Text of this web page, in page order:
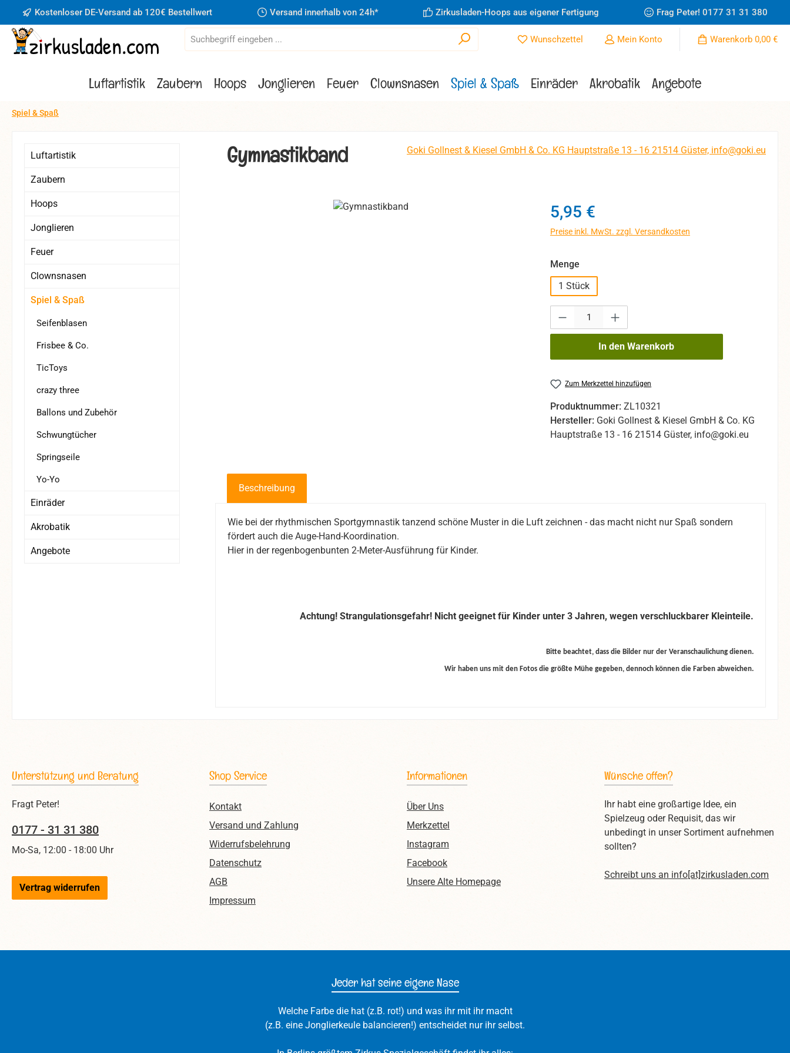
Hauptinhalt springen
Zur Suche springen
Zur Hauptnavigation springen
Kostenloser DE-Versand ab 120€ Bestellwert Versand innerhalb von 24h* Zirkusladen-Hoops aus eigener Fertigung Frag Peter! 0177 31 31 380
Wunschzettel Du hast 0 Produkte auf dem Merkzettel
Mein Konto Warenkorb 0,00 €
Luftartistik Zaubern Hoops Jonglieren Feuer Clownsnasen Spiel & Spaß Einräder Akrobatik Angebote
Spiel & Spaß
Luftartistik
Zaubern
Hoops
Jonglieren
Feuer
Clownsnasen
Spiel & Spaß
Seifenblasen
Frisbee & Co.
TicToys
crazy three
Ballons und Zubehör
Schwungtücher
Springseile
Yo-Yo
Einräder
Akrobatik
Angebote
Gymnastikband Goki Gollnest & Kiesel GmbH & Co. KG Hauptstraße 13 - 16 21514 Güster, info@goki.eu
Regulärer Preis:
5,95 €
Preise inkl. MwSt. zzgl. Versandkosten
Mengeauswählen
1 Stück
In den Warenkorb
Zum Merkzettel hinzufügen
Produktnummer: ZL10321
Hersteller: Goki Gollnest & Kiesel GmbH & Co. KG
Hauptstraße 13 - 16 21514 Güster, info@goki.eu
Beschreibung
Wie bei der rhythmischen Sportgymnastik tanzend schöne Muster in die Luft zeichnen - das macht nicht nur Spaß sondern
fördert auch die Auge-Hand-Koordination.
Hier in der regenbogenbunten 2-Meter-Ausführung für Kinder.
Achtung! Strangulationsgefahr! Nicht geeignet für Kinder unter 3 Jahren, wegen verschluckbarer Kleinteile.
Bitte beachtet, dass die Bilder nur der Veranschaulichung dienen.
Wir haben uns mit den Fotos die größte Mühe gegeben, dennoch können die Farben abweichen.
Unterstützung und Beratung
Fragt Peter!
0177 - 31 31 380
Mo-Sa, 12:00 - 18:00 Uhr
Vertrag widerrufen
Shop Service
Kontakt
Versand und Zahlung
Widerrufsbelehrung
Datenschutz
AGB
Impressum
Informationen
Über Uns
Merkzettel
Instagram
Facebook
Unsere Alte Homepage
Wünsche offen?
Ihr habt eine großartige Idee, ein
Spielzeug oder Requisit, das wir
unbedingt in unser Sortiment aufnehmen
sollten?
Schreibt uns an info[at]zirkusladen.com
Jeder hat seine eigene Nase
Welche Farbe die hat (z.B. rot!) und was ihr mit ihr macht
(z.B. eine Jonglierkeule balancieren!) entscheidet nur ihr selbst.